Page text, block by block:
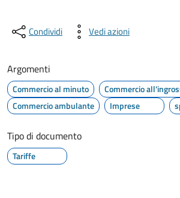
Condividi Vedi azioni
Argomenti
Commercio al minuto
Commercio
Commercio ambulante
Imprese
Tipo di documento
Tariffe